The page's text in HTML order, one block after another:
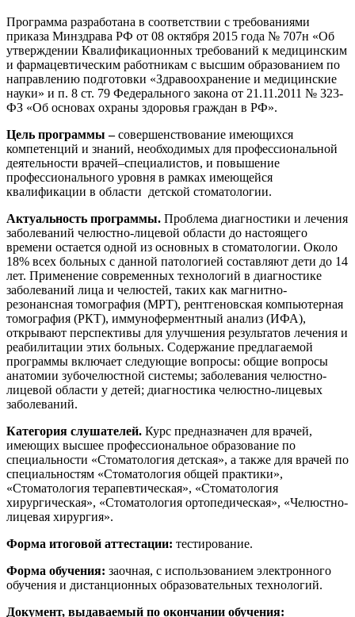
Управление в технических системах
Ветеринария и зоотехника
Подготовка к периодической
аккредитации
Основные Услуги
Дополнительные Услуги
Программа разработана в соответствии с требованиями
приказа Минздрава РФ от 08 октября 2015 года № 707н «Об
утверждении Квалификационных требований к медицинским
и фармацевтическим работникам с высшим образованием по
направлению подготовки «Здравоохранение и медицинские
науки» и п. 8 ст. 79 Федерального закона от 21.11.2011 № 323-
ФЗ «Об основах охраны здоровья граждан в РФ».
Цель программы –совершенствование имеющихся
компетенций и знаний, необходимых для профессиональной
деятельности врачей–специалистов, и повышение
профессионального уровня в рамках имеющейся
квалификации в области детской стоматологии.
Актуальность программы. Проблема диагностики и лечения
заболеваний челюстно-лицевой области до настоящего
времени остается одной из основных в стоматологии. Около
18% всех больных с данной патологией составляют дети до 14
лет. Применение современных технологий в диагностике
заболеваний лица и челюстей, таких как магнитно-
резонансная томография (МРТ), рентгеновская компьютерная
томография (РКТ), иммуноферментный анализ (ИФА),
открывают перспективы для улучшения результатов лечения и
реабилитации этих больных. Содержание предлагаемой
программы включает следующие вопросы: общие вопросы
анатомии зубочелюстной системы; заболевания челюстно-
лицевой области у детей; диагностика челюстно-лицевых
заболеваний.
Категория слушателей. Курс предназначен для врачей,
имеющих высшее профессиональное образование по
специальности «Стоматология детская», а также для врачей по
специальностям «Стоматология общей практики»,
«Стоматология терапевтическая», «Стоматология
хирургическая», «Стоматология ортопедическая», «Челюстно-
лицевая хирургия».
Форма итоговой аттестации: тестирование.
Форма обучения: заочная, с использованием электронного
обучения и дистанционных образовательных технологий.
Документ, выдаваемый по окончании обучения: